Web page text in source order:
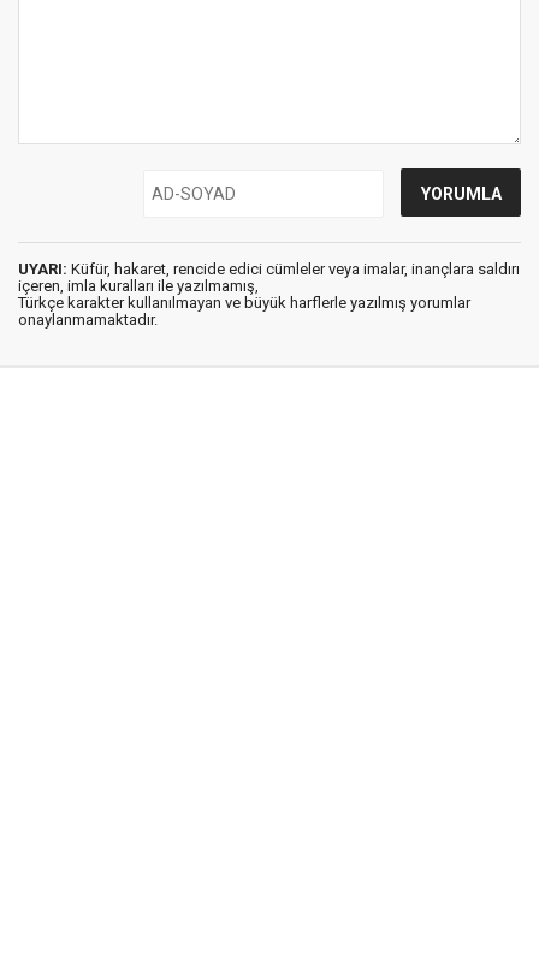
UYARI: Küfür, hakaret, rencide edici cümleler veya imalar, inançlara saldırı
içeren, imla kuralları ile yazılmamış,
Türkçe karakter kullanılmayan ve büyük harflerle yazılmış yorumlar
onaylanmamaktadır.